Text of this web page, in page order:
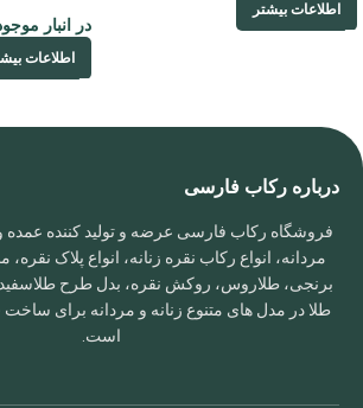
اطلاعات بیشتر
در انبار
اطلاعات
درباره رکاب فارسی
فروشگاه رکاب فارسی عرضه و تولید کننده عمده
مردانه، انواع رکاب نقره زنانه، انواع پلاک
برنجی، طلاروس، روکش نقره، بدل طرح
طلا در مدل های متنوع زنانه و مردانه برای
است.